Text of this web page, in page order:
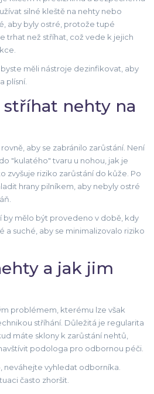
silné kleště na nehty nebo
aby byly ostré, protože tupé
trhat než stříhat, což vede k jejich
měli nástroje dezinfikovat, aby
plísní.
stříhat nehty na
aby se zabránilo zarůstání. Není
"kulatého" tvaru u nohou, jak je
zvyšuje riziko zarůstání do kůže. Po
hrany pilníkem, aby nebyly ostré
by mělo být provedeno v době, kdy
a suché, aby se minimalizovalo riziko
a jak jim
problémem, kterému lze však
stříhání. Důležitá je regularita
máte sklony k zarůstání nehtů,
podologa pro odbornou péči.
neváhejte vyhledat odborníka.
často zhoršit.